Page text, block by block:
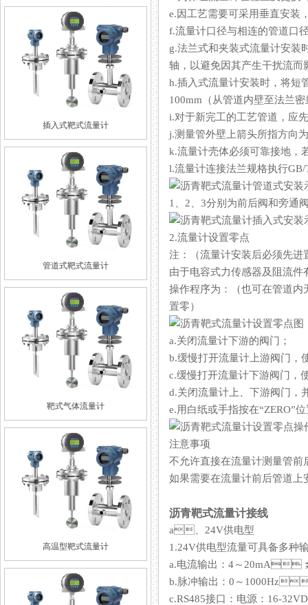
插入式靶式流量计
管道式靶式流量计
靶式气体流量计
高温型靶式流量计
e.因工艺需要可采用垂直安装
f.流量计口径与相连的管道口径尺
g.法兰式和夹装式流量计安装
轴，以避免因其产生干扰流而影
h.插入式流量计安装时，将
100mm（从管道内壁至法兰密
i.对于新完工的工艺管道，应
j.测量管外壁上箭头所指方向为被
k.流量计壳体必须可靠接地，
l.流量计连接法兰规格执行GB/T
1、2、3分别为前后阀和旁通
2.流量计设置零点
注：（流量计安装后必须先
由于电容式力传感器及阻流件有
操作程序为：（也可在管道
置零）
a.关闭流量计下游的阀门；
b.缓慢打开流量计上游阀门，
c.缓慢打开流量计下游阀门，
d.关闭流量计上、下游阀门
e.用白纸或手指按在“ZERO”
注意事项
不允许直接在流量计测量管前后
如果需要在流量计前后管道上
沥青靶式流量计接线
a、24V供电型
1.24V供电型流量可具备多种输出
a.电流输出：4～20mA；
b.脉冲输出：0～
c.RS485接口：电源：